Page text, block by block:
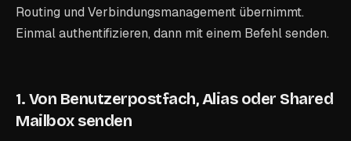
Routing und Verbindungsmanagement übernimmt.
Einmal authentifizieren, dann mit einem Befehl senden.
1. Von Benutzerpostfach, Alias oder Shared
Mailbox senden